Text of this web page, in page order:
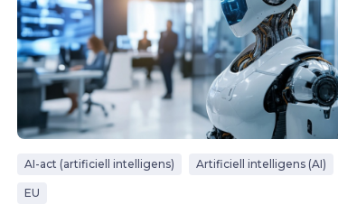
AI-act (artificiell intelligens) Artificiell intelligens (AI)
EU